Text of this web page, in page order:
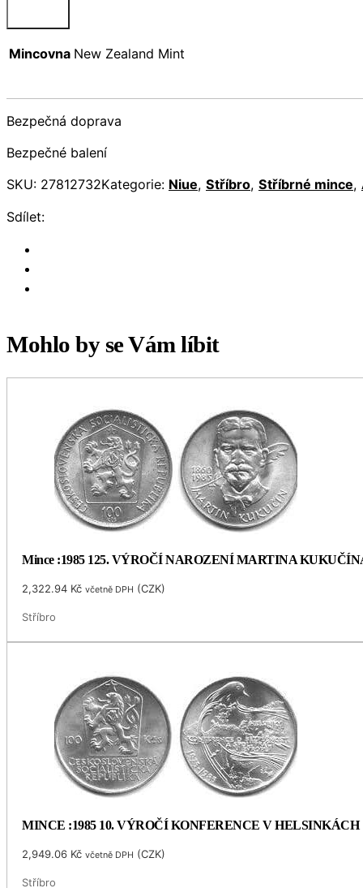
Mincovna New Zealand Mint
Bezpečná doprava
Bezpečné balení
SKU: 27812732Kategorie: Niue, Stříbro, Stříbrné mince,
Sdílet:
Mohlo by se Vám líbit
Mince :1985 125. VÝROČÍ NAROZENÍ MARTINA
2,322.94 Kč včetně DPH (CZK)
Stříbro
MINCE :1985 10. VÝROČÍ KONFERENCE V HELSINKÁCH
2,949.06 Kč včetně DPH (CZK)
Stříbro